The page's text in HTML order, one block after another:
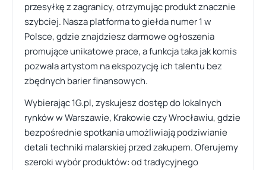
przesyłkę z zagranicy, otrzymując produkt znacznie
szybciej. Nasza platforma to giełda numer 1 w
Polsce, gdzie znajdziesz darmowe ogłoszenia
promujące unikatowe prace, a funkcja taka jak komis
pozwala artystom na ekspozycję ich talentu bez
zbędnych barier finansowych.
Wybierając 1G.pl, zyskujesz dostęp do lokalnych
rynków w Warszawie, Krakowie czy Wrocławiu, gdzie
bezpośrednie spotkania umożliwiają podziwianie
detali techniki malarskiej przed zakupem. Oferujemy
szeroki wybór produktów: od tradycyjnego